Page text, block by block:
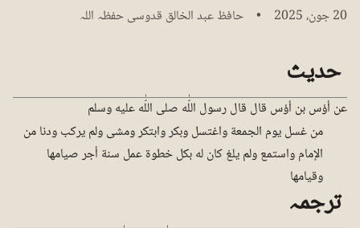
20 جون، 2025 • حافظ عبد الخالق قدوسی حفظہ اللہ
حدیث
عن أؤس بن أؤس قال قال رسول اللّٰه صلى اللّٰه عليه وسلم
من غسل يوم الجمعة واغتسل وبكر وابتكر ومشى ولم يركب ودنا من
الإمام واستمع ولم يلغ كان له بكل خطوة عمل سنة أجر صيامها
وقيامها
ترجمہ